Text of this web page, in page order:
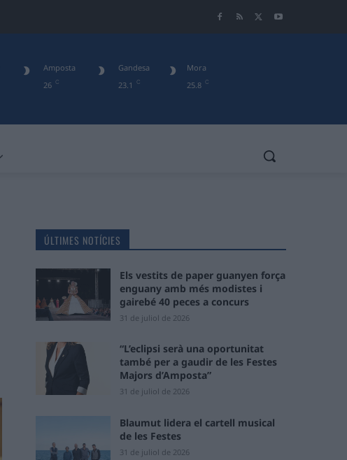
26 C
Amposta
23.1
C
Gandesa
25.8 C
Mora
ÚLTIMES NOTÍCIES
Els vestits de paper guanyen força
enguany amb més modistes i
gairebé 40 peces a concurs
31 de juliol de 2026
“L’eclipsi serà una oportunitat
també per a gaudir de les Festes
Majors d’Amposta”
31 de juliol de 2026
Blaumut lidera el cartell musical
de les Festes
31 de juliol de 2026